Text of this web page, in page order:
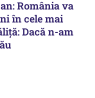
România va
în cele mai
Dacă n-am